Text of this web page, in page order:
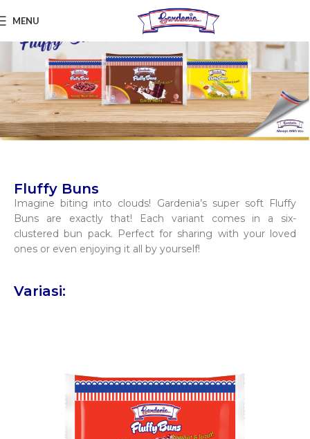
MENU
Fluffy Buns
Imagine biting into clouds! Gardenia’s super soft Fluffy
Buns are exactly that! Each variant comes in a six-
clustered bun pack. Perfect for sharing with your loved
ones or even enjoying it all by yourself!
Variasi: